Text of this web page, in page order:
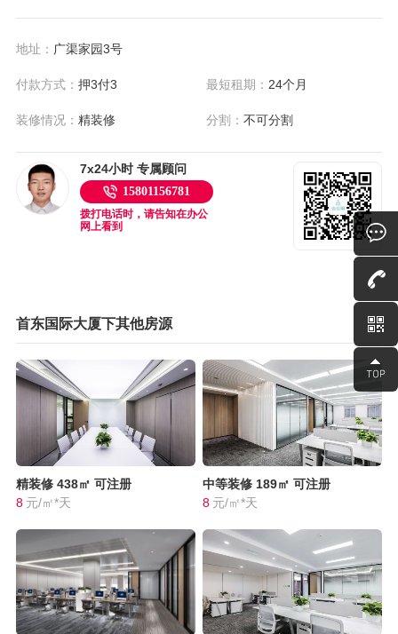
地址： 广渠家园3号
付款方式： 押3付3 最短租期： 24个月
装修情况： 精装修 分割：不可分割
7x24小时 专属顾问
15801156781
拨打电话时，请告知在办公
网上看到
首东国际大厦下其他房源
精装修 438㎡ 可注册
8 元/㎡*天
中等装修 189㎡ 可注册
8 元/㎡*天